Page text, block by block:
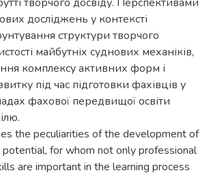
досліджень у контексті
структури творчого
майбутніх суднових механіків,
комплексу активних форм і
під час підготовки фахівців у
фахової передвищої освіти
the peculiarities of the development of
for whom not only professional
are important in the learning process